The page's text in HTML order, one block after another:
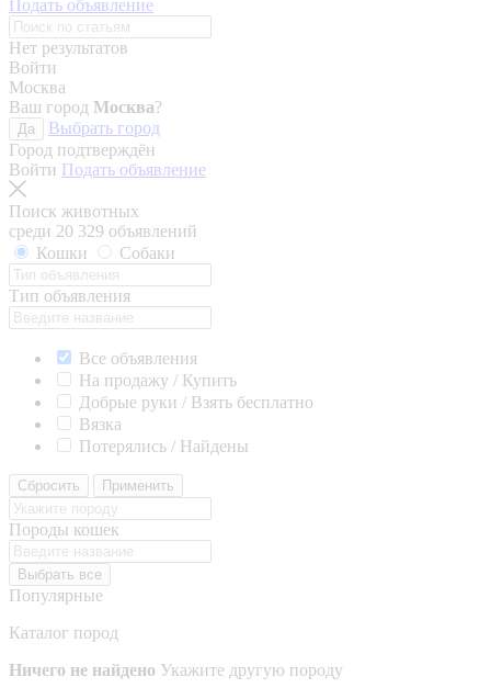
Подать объявление
Нет результатов
Войти
Москва
Ваш город Москва?
Да
Выбрать город
Город подтверждён
Войти Подать объявление
Поиск животных
среди 20 329 объявлений
Кошки
Собаки
Тип объявления
Все объявления
На продажу / Купить
Добрые руки / Взять бесплатно
Вязка
Потерялись / Найдены
Сбросить Применить
Породы кошек
Выбрать все
Популярные
Каталог пород
Ничего не найдено Укажите другую породу